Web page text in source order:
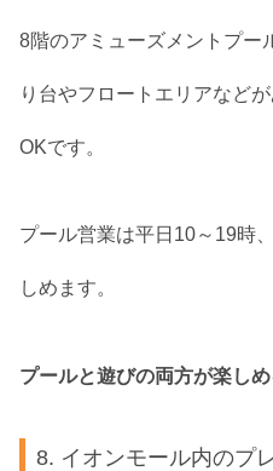
8階のアミューズメントプー
り台やフロートエリアなど
OKです。
プール営業は平日10～19時
しめます。
プールと遊びの両方が楽しめ
8. イオンモール内のプ